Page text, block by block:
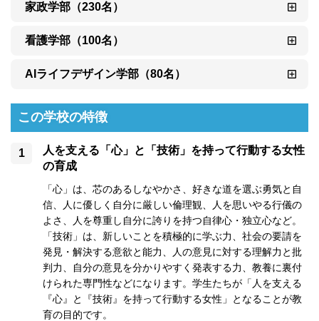
家政学部（230名）
看護学部（100名）
AIライフデザイン学部（80名）
この学校の特徴
人を支える「心」と「技術」を持って行動する女性
の育成
「心」は、芯のあるしなやかさ、好きな道を選ぶ勇気と自
信、人に優しく自分に厳しい倫理観、人を思いやる行儀の
よさ、人を尊重し自分に誇りを持つ自律心・独立心など。
「技術」は、新しいことを積極的に学ぶ力、社会の要請を
発見・解決する意欲と能力、人の意見に対する理解力と批
判力、自分の意見を分かりやすく発表する力、教養に裏付
けられた専門性などになります。学生たちが「人を支える
『心』と『技術』を持って行動する女性」となることが教
育の目的です。